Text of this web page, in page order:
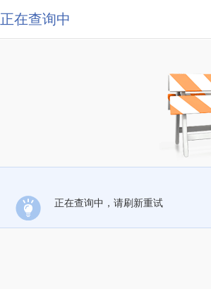
正在查询中
正在查询中，请刷新重试